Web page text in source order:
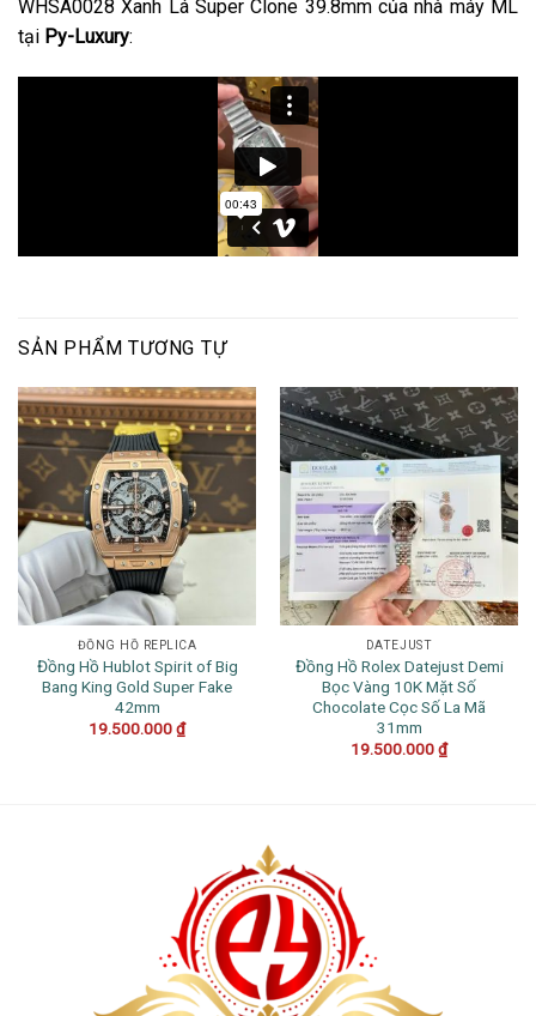
WHSA0028 Xanh Lá Super Clone 39.8mm của nhà máy ML
tại Py-Luxury:
SẢN PHẨM TƯƠNG TỰ
ĐỒNG HỒ REPLICA
Đồng Hồ Hublot Spirit of Big
Bang King Gold Super Fake
42mm
19.500.000₫
DATEJUST
Đồng Hồ Rolex Datejust Demi
Bọc Vàng 10K Mặt Số
Chocolate Cọc Số La Mã
31mm
19.500.000₫